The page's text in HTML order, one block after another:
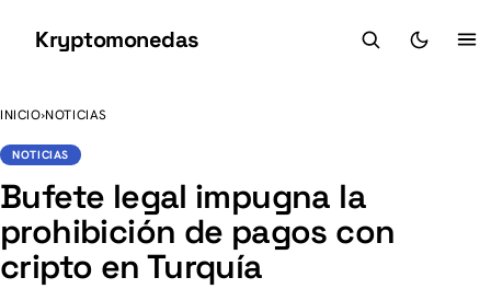
Kryptomonedas
INICIO›NOTICIAS
NOTICIAS
Bufete legal impugna la
prohibición de pagos con
cripto en Turquía